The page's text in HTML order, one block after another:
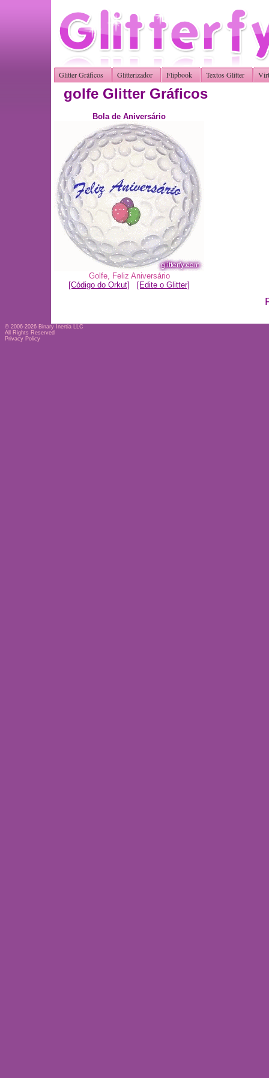
Glitter Gráficos Glitterizador Flipbook Textos Glitter
golfe Glitter Gráficos
Bola de Aniversário
Golfe, Feliz Aniversário
[Código do Orkut]
[Edite o Glitter]
© 2006-2026 Binary Inertia LLC
All Rights Reserved
Privacy Policy